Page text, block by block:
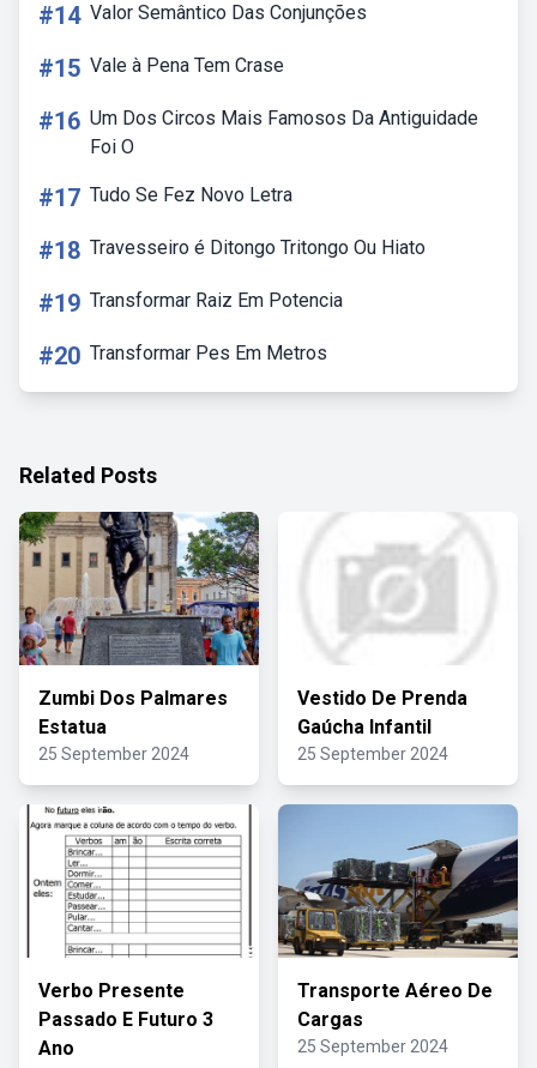
#14 Valor Semântico Das Conjunções
#15 Vale à Pena Tem Crase
#16 Um Dos Circos Mais Famosos Da Antiguidade
Foi O
#17 Tudo Se Fez Novo Letra
#18 Travesseiro é Ditongo Tritongo Ou Hiato
#19 Transformar Raiz Em Potencia
#20 Transformar Pes Em Metros
Related Posts
Zumbi Dos Palmares
Estatua
25 September 2024
Vestido De Prenda
Gaúcha Infantil
25 September 2024
Verbo Presente
Passado E Futuro 3
Ano
Transporte Aéreo De
Cargas
25 September 2024